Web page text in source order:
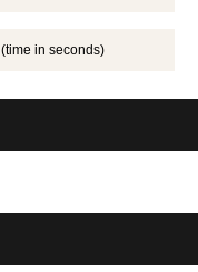
(time in seconds)